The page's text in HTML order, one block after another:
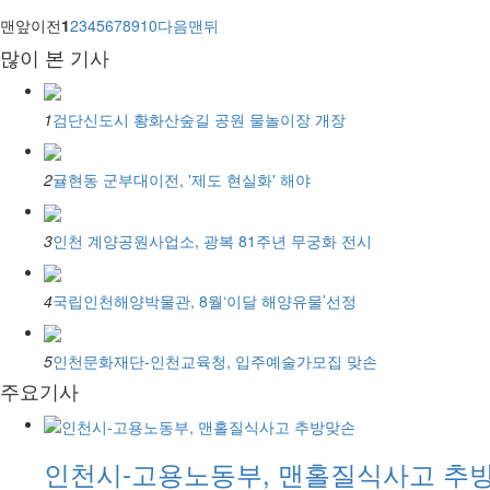
맨앞이전12345678910다음맨뒤
많이 본 기사
1검단신도시 황화산숲길 공원 물놀이장 개장
2귤현동 군부대이전, '제도 현실화' 해야
3인천 계양공원사업소, 광복 81주년 무궁화 전시
4국립인천해양박물관, 8월‘이달 해양유물’선정
5인천문화재단-인천교육청, 입주예술가모집 맞손
주요기사
인천시-고용노동부, 맨홀질식사고 추